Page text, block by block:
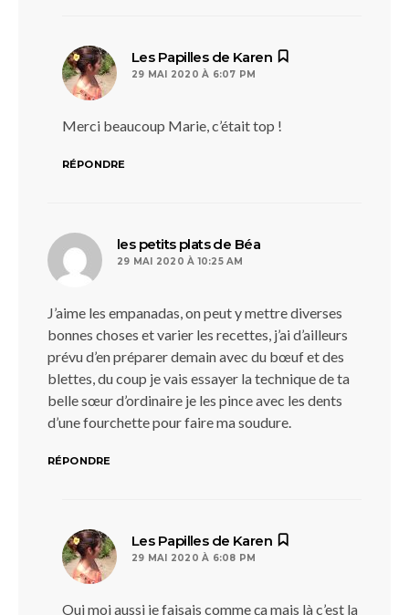
Les Papilles de Karen
29 MAI 2020 À 6:07 PM
Merci beaucoup Marie, c’était top !
RÉPONDRE
les petits plats de Béa
29 MAI 2020 À 10:25 AM
J’aime les empanadas, on peut y mettre diverses
bonnes choses et varier les recettes, j’ai d’ailleurs
prévu d’en préparer demain avec du bœuf et des
blettes, du coup je vais essayer la technique de ta
belle sœur d’ordinaire je les pince avec les dents
d’une fourchette pour faire ma soudure.
RÉPONDRE
Les Papilles de Karen
29 MAI 2020 À 6:08 PM
Oui moi aussi je faisais comme ça mais là c’est la